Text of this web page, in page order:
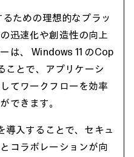
ための理想的なプラッ
迅速化や創造性の向上
は、 Windows 11 のCop
とで、アプリケーシ
てワークフローを効率
できます。
導入することで、セキュ
コラボレーションが向